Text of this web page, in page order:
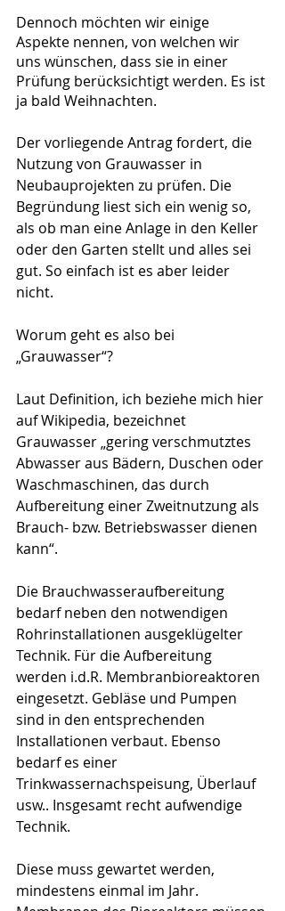
Dennoch möchten wir einige
Aspekte nennen, von welchen wir
uns wünschen, dass sie in einer
Prüfung berücksichtigt werden. Es ist
ja bald Weihnachten.
Der vorliegende Antrag fordert, die
Nutzung von Grauwasser in
Neubauprojekten zu prüfen. Die
Begründung liest sich ein wenig so,
als ob man eine Anlage in den Keller
oder den Garten stellt und alles sei
gut. So einfach ist es aber leider
nicht.
Worum geht es also bei
„Grauwasser“?
Laut Definition, ich beziehe mich hier
auf Wikipedia, bezeichnet
Grauwasser „gering verschmutztes
Abwasser aus Bädern, Duschen oder
Waschmaschinen, das durch
Aufbereitung einer Zweitnutzung als
Brauch- bzw. Betriebswasser dienen
kann“.
Die Brauchwasseraufbereitung
bedarf neben den notwendigen
Rohrinstallationen ausgeklügelter
Technik. Für die Aufbereitung
werden i.d.R. Membranbioreaktoren
eingesetzt. Gebläse und Pumpen
sind in den entsprechenden
Installationen verbaut. Ebenso
bedarf es einer
Trinkwassernachspeisung, Überlauf
usw.. Insgesamt recht aufwendige
Technik.
Diese muss gewartet werden,
mindestens einmal im Jahr.